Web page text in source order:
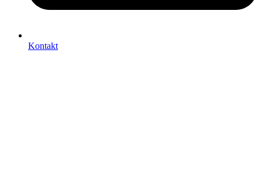
Kontakt